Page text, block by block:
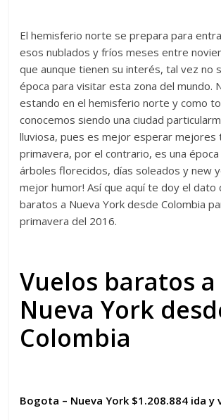
El hemisferio norte se prepara para
esos nublados y fríos meses entre
que aunque tienen su interés, tal vez no
época para visitar esta zona del mundo.
estando en el hemisferio norte y como
conocemos siendo una ciudad
lluviosa, pues es mejor esperar mejores
primavera, por el contrario, es una época
árboles florecidos, días soleados y new
mejor humor! Así que aquí te doy el dato
baratos a Nueva York desde Colombia
primavera del 2016.
Vuelos baratos a
Nueva York
Colombia
Bogota – Nueva York $1.208.884 ida y